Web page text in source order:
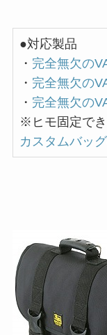
●対応製品
・ 完全無欠の
・ 完全無欠の
・ 完全無欠の
※ヒモ固定でき
カスタムバッグ